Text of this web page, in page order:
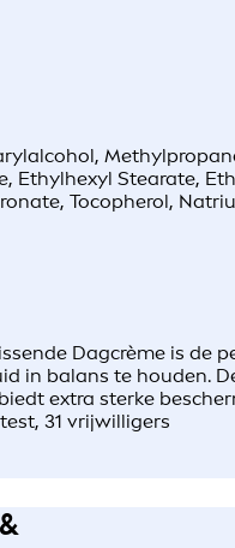
Ethylhexyl Stearate,
Tocopherol,
Dagcrème is
in balans te houden.
extra sterke
31 vrijwilligers